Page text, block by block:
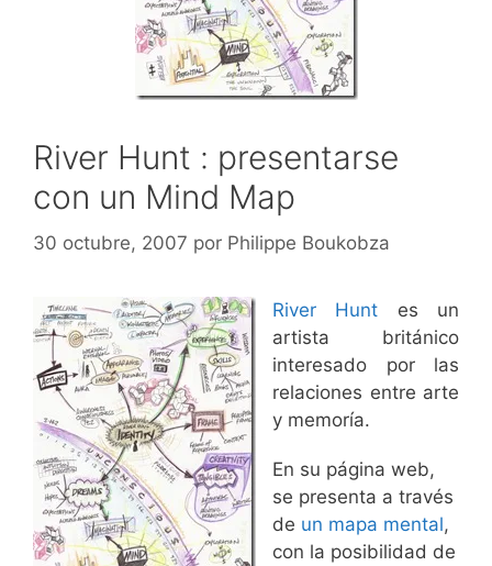
River Hunt : presentarse
con un Mind Map
30 octubre, 2007 por Philippe Boukobza
River Hunt es un
artista británico
interesado por las
relaciones entre arte
y memoría.
En su página web,
se presenta a través
de un mapa mental,
con la posibilidad de